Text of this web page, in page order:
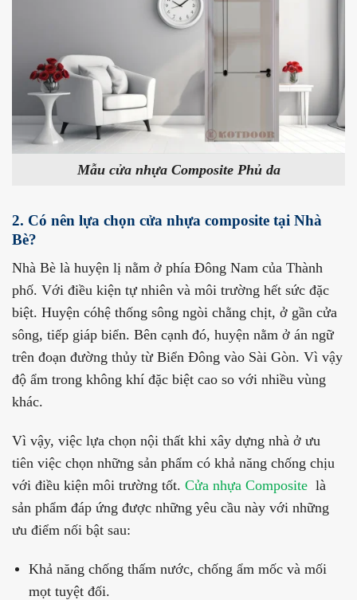
Mẫu cửa nhựa Composite Phủ da
2. Có nên lựa chọn cửa nhựa composite tại Nhà
Bè?
Nhà Bè là huyện lị nằm ở phía Đông Nam của Thành
phố. Với điều kiện tự nhiên và môi trường hết sức đặc
biệt. Huyện cóhệ thống sông ngòi chằng chịt, ở gần cửa
sông, tiếp giáp biển. Bên cạnh đó, huyện nằm ở án ngữ
trên đoạn đường thủy từ Biển Đông vào Sài Gòn. Vì vậy
độ ẩm trong không khí đặc biệt cao so với nhiều vùng
khác.
Vì vậy, việc lựa chọn nội thất khi xây dựng nhà ở ưu
tiên việc chọn những sản phẩm có khả năng chống chịu
với điều kiện môi trường tốt. Cửa nhựa Composite là
sản phẩm đáp ứng được những yêu cầu này với những
ưu điểm nối bật sau:
Khả năng chống thấm nước, chống ẩm mốc và mối
mọt tuyệt đối.